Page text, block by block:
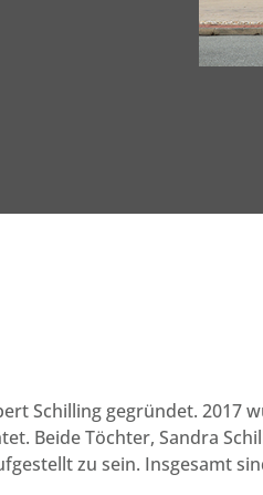
Schilling gegründet.
Beide Töchter, Sandra
zu sein. Insgesamt